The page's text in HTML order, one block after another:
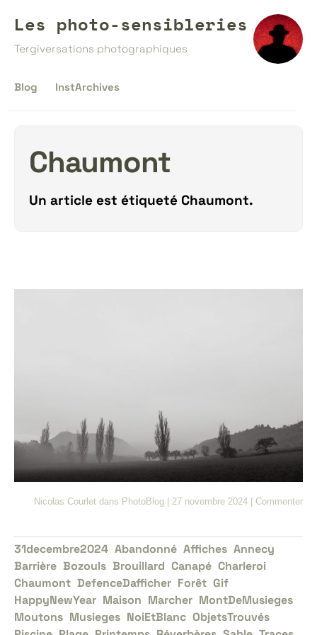
Les photo-sensibleries
Tergiversations photographiques
Blog InstArchives
Chaumont
Un article est étiqueté Chaumont.
Nicolas Courlet dans PhotoBlog 27 novembre 2024 Commenter
31decembre2024 Abandonné Affiches Annecy
Barrière Bozouls Brouillard Canapé Charleroi
Chaumont DefenceDafficher Forêt Gif
HappyNewYear Maison Marcher MontDeMusieges
Moutons Musieges NoiEtBlanc ObjetsTrouvés